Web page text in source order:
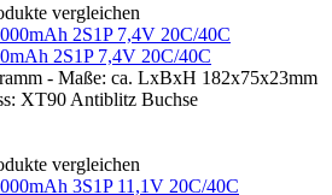
vergleichen
2S1P 7,4V 20C/40C
- Maße: ca. LxBxH 182x75x23mm
XT90 Antiblitz Buchse
vergleichen